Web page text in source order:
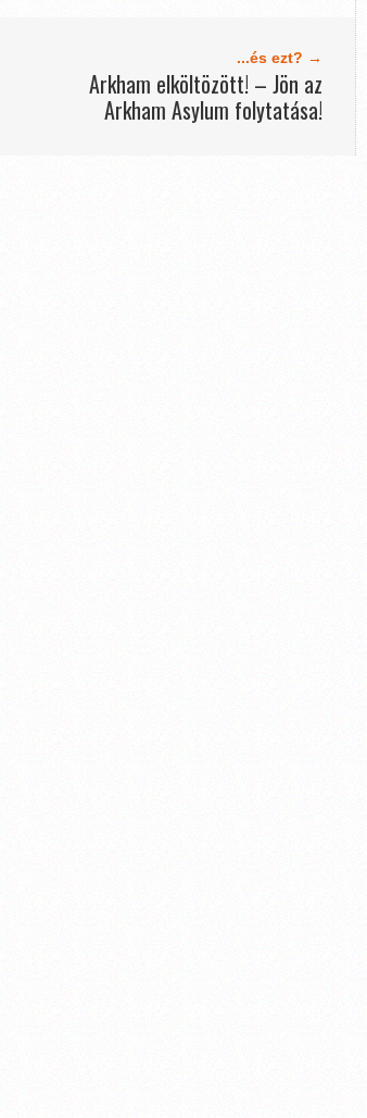
...és ezt? →
Arkham elköltözött! – Jön az
Arkham Asylum folytatása!